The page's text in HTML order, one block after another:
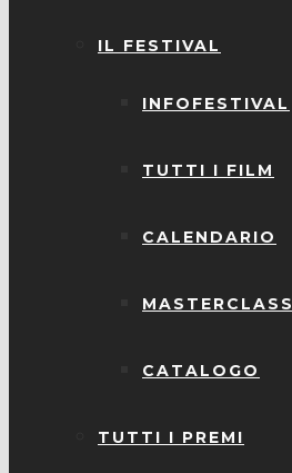
IL FESTIVAL
INFOFESTIVAL
TUTTI I FILM
CALENDARIO
MASTERCLASS
CATALOGO
TUTTI I PREMI